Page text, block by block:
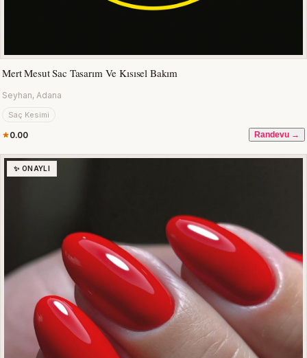
Mert Mesut Sac Tasarım Ve Kısısel Bakım
Seyhan, Adana
Saç Kesimi
0.00 Randevu →
✨ ONAYLI